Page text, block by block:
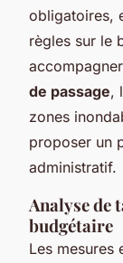
obligatoires,
règles sur le
de passage,
zones
proposer un
administratif.
Analyse de
budgétaire
Les mesures